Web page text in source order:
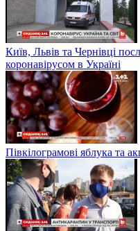
Київ, Львів та Чернівці
коронавірусом в Україні
Півкілограмові яблука та